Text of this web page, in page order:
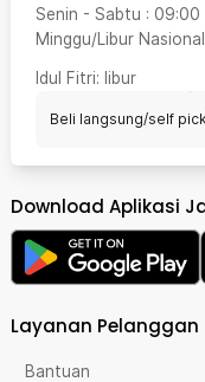
Senin - Sabtu : 09:00
Minggu/Libur Nasional
Idul Fitri: libur
Beli langsung/self
Download Aplikasi
Layanan Pelanggan
Bantuan